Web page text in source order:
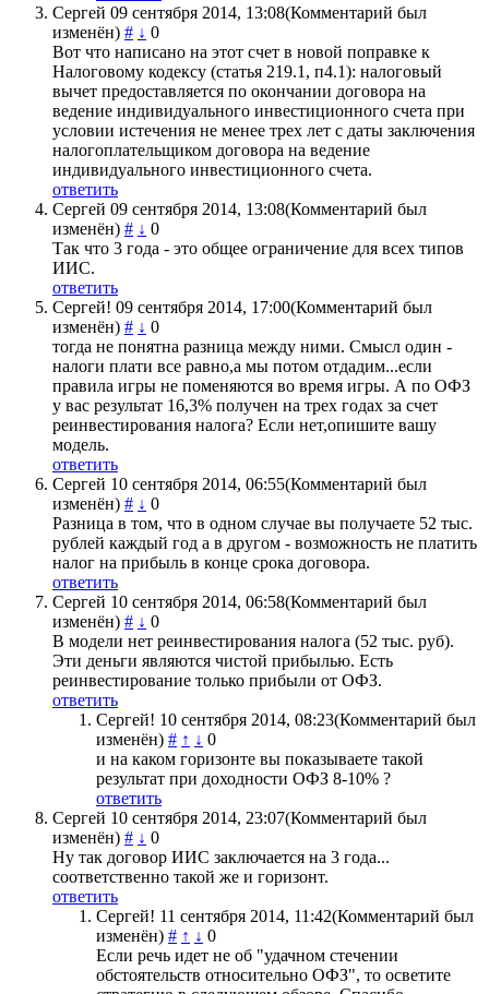
Сергей 09 сентября 2014, 13:08(Комментарий был
изменён) # ↓ 0
Вот что написано на этот счет в новой поправке к
Налоговому кодексу (статья 219.1, п4.1): налоговый
вычет предоставляется по окончании договора на
ведение индивидуального инвестиционного счета при
условии истечения не менее трех лет с даты заключения
налогоплательщиком договора на ведение
индивидуального инвестиционного счета.
ответить
Сергей 09 сентября 2014, 13:08(Комментарий был
изменён) # ↓ 0
Так что 3 года - это общее ограничение для всех типов
ИИС.
ответить
Сергей! 09 сентября 2014, 17:00(Комментарий был
изменён) # ↓ 0
тогда не понятна разница между ними. Смысл один -
налоги плати все равно,а мы потом отдадим...если
правила игры не поменяются во время игры. А по ОФЗ
у вас результат 16,3% получен на трех годах за счет
реинвестирования налога? Если нет,опишите вашу
модель.
ответить
Сергей 10 сентября 2014, 06:55(Комментарий был
изменён) # ↓ 0
Разница в том, что в одном случае вы получаете 52 тыс.
рублей каждый год а в другом - возможность не платить
налог на прибыль в конце срока договора.
ответить
Сергей 10 сентября 2014, 06:58(Комментарий был
изменён) # ↓ 0
В модели нет реинвестирования налога (52 тыс. руб).
Эти деньги являются чистой прибылью. Есть
реинвестирование только прибыли от ОФЗ.
ответить
Сергей! 10 сентября 2014, 08:23(Комментарий был
изменён) # ↑ ↓ 0
и на каком горизонте вы показываете такой
результат при доходности ОФЗ 8-10% ?
ответить
Сергей 10 сентября 2014, 23:07(Комментарий был
изменён) # ↓ 0
Ну так договор ИИС заключается на 3 года...
соответственно такой же и горизонт.
ответить
Сергей! 11 сентября 2014, 11:42(Комментарий был
изменён) # ↑ ↓ 0
Если речь идет не об "удачном стечении
обстоятельств относительно ОФЗ", то осветите